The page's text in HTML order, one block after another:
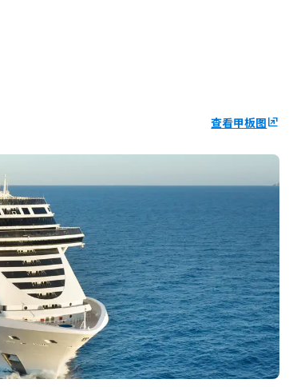
查看甲板图ungroup